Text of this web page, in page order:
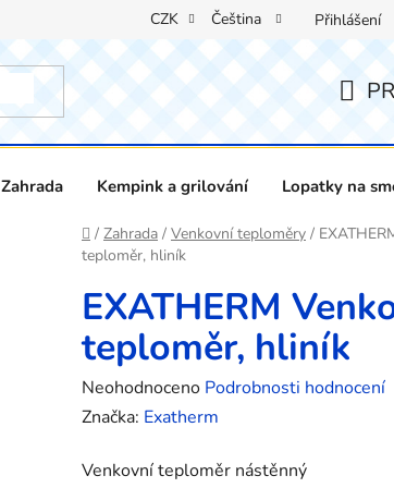
CZK Čeština Přihlášení
Zahrada Kempink a grilování Lopatky na
Domů
/ Zahrada / Venkovní teploměry /
teploměr, hliník
EXATHERM
teploměr, hliník
Průměrné
hodnocení
je
Neohodnoceno Podrobnosti hodnocení
Značka: Exatherm
Venkovní teploměr nástěnný